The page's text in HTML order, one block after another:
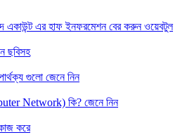
একাউন্ট এর হাফ ইনফরমেশন বের করুন ওয়েবটুল
ছবিসহ
গুলো জেনে নিন
Network) কি? জেনে নিন
করে